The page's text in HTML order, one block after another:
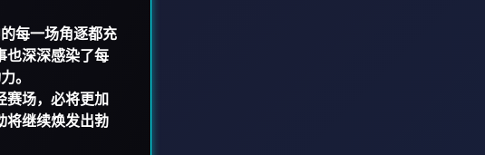
每一场角逐都充
也深深感染了每
。
赛场，必将更加
将继续焕发出勃